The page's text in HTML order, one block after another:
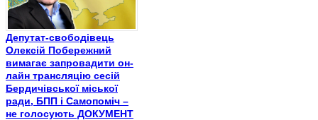
Депутат-свободівець
Олексій Побережний
вимагає запровадити он-
лайн трансляцію сесій
Бердичівської міської
ради, БПП і Самопоміч –
не голосують ДОКУМЕНТ